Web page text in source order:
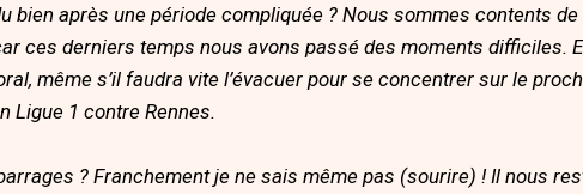
bien après une période compliquée ? Nous sommes contents de
ces derniers temps nous avons passé des moments difficiles.
même s’il faudra vite l’évacuer pour se concentrer sur le
Ligue 1 contre Rennes.
? Franchement je ne sais même pas (sourire) ! Il nous